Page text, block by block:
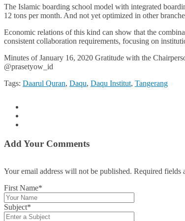
The Islamic boarding school model with integrated
12 tons per month. And not yet optimized in other
Economic relations of this kind can show that the
consistent collaboration requirements, focusing on
Minutes of January 16, 2020 Gratitude with the
@prasetyow_id
Tags: Daarul Quran, Daqu, Daqu Institut, Tangerang
Add Your Comments
Your email address will not be published. Required fields
First Name*
Subject*